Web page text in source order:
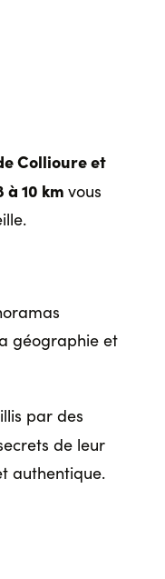
Collioure et
à 10 km vous
géographie et
par des
de leur
authentique.